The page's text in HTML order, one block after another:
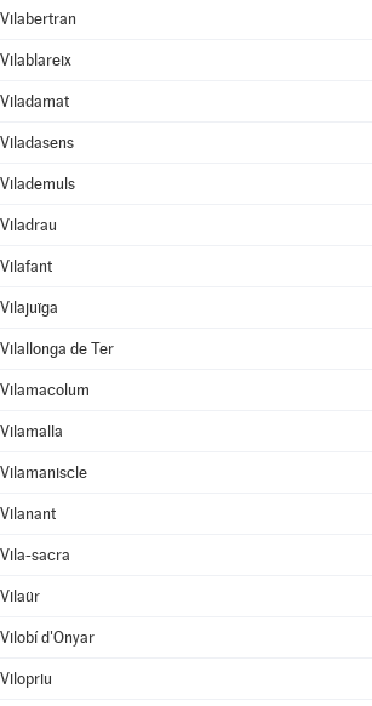
Vilabertran
Vilablareix
Viladamat
Viladasens
Vilademuls
Viladrau
Vilafant
Vilajuïga
Vilallonga de Ter
Vilamacolum
Vilamalla
Vilamaniscle
Vilanant
Vila-sacra
Vilaür
Vilobí d'Onyar
Vilopriu